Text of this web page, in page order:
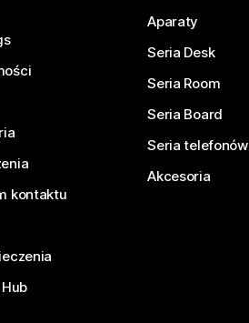
kontaktu
Aparaty
Seria Desk
Seria Room
Seria Board
Seria telefonów
Akcesoria